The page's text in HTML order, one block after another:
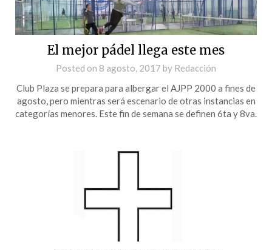
El mejor pádel llega este mes
Posted on 8 agosto, 2017 by Redacción
Club Plaza se prepara para albergar el AJPP 2000 a fines de
agosto, pero mientras será escenario de otras instancias en
categorías menores. Este fin de semana se definen 6ta y 8va.